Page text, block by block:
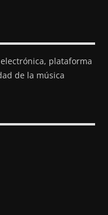
plataforma
de la música